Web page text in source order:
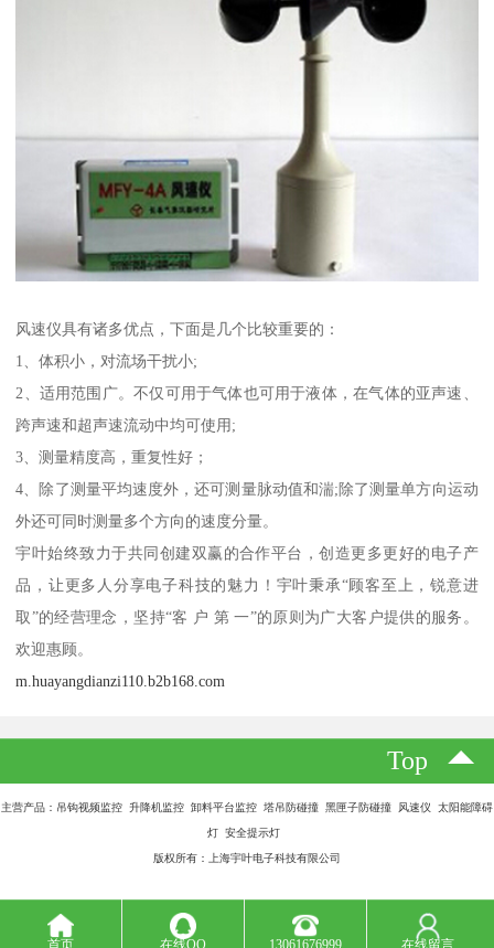
风速仪具有诸多优点，下面是几个比较重要的：
1、体积小，对流场干扰小;
2、适用范围广。不仅可用于气体也可用于液体，在气体的亚声速、
跨声速和超声速流动中均可使用;
3、测量精度高，重复性好；
4、除了测量平均速度外，还可测量脉动值和湍;除了测量单方向运动
外还可同时测量多个方向的速度分量。
宇叶始终致力于共同创建双赢的合作平台，创造更多更好的电子产
品，让更多人分享电子科技的魅力！宇叶秉承“顾客至上，锐意进
取”的经营理念，坚持“客 户 第 一”的原则为广大客户提供的服务。
欢迎惠顾。
m.huayangdianzi110.b2b168.com
Top
主营产品：吊钩视频监控 升降机监控 卸料平台监控 塔吊防碰撞 黑匣子防碰撞 风速仪 太阳能障碍
灯 安全提示灯
版权所有：上海宇叶电子科技有限公司
首页 在线QQ 13061676999 在线留言